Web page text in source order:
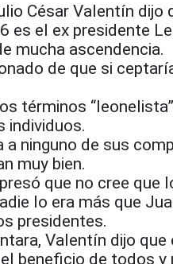
César Valentín dijo
es el ex presidente
mucha ascendencia.
de que si
términos
individuos.
ninguno de sus
muy bien.
que no cree que
lo era más que
presidentes.
Valentín dijo que
beneficio de todos y